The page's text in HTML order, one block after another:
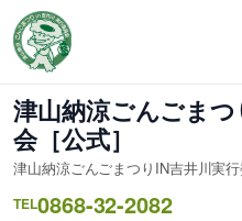
容
を
ス
キ
ッ
プ
津山納涼ごんごま
会［公式］
津山納涼ごんごまつりIN吉井川実
TEL0868-32-2082